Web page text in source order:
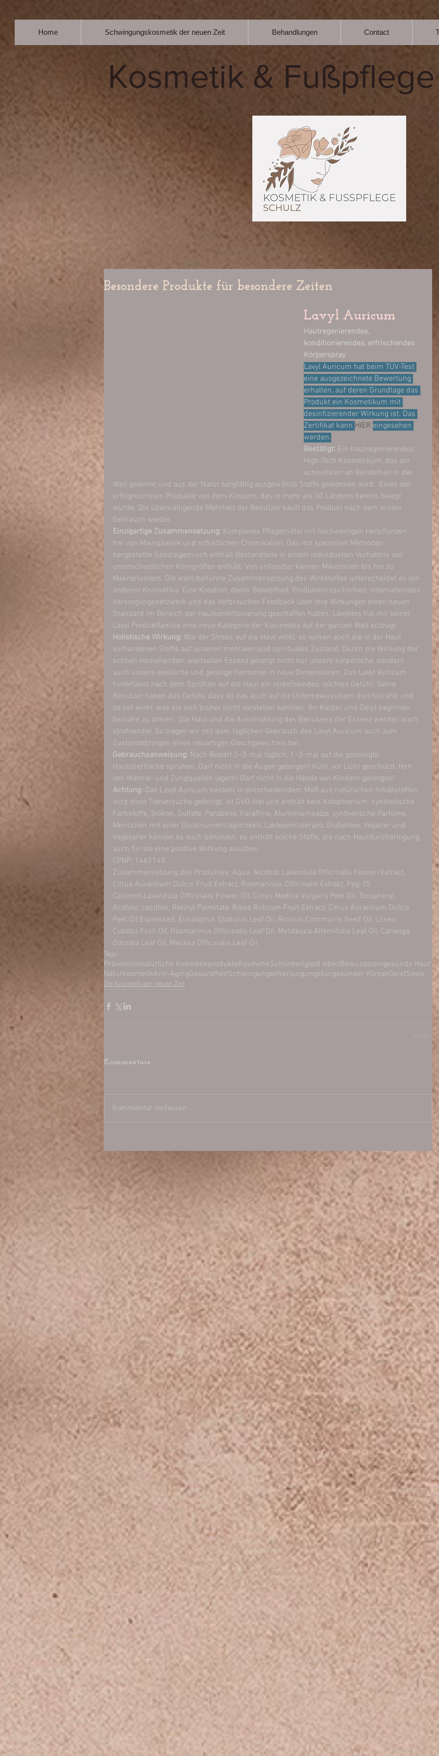
Home Schwingungskosmetik der neuen Zeit Behandlungen Contact
Kosmetik &
Besondere Produkte für besondere Zeiten
Lavyl Auricum
Hautregenierendes,
konditionierendes, erfrischendes
Körperspray
Lavyl Auricum hat beim TÜV-Test
eine ausgezeichnete Bewertung
erhalten, auf deren Grundlage das
Produkt ein Kosmetikum mit
desinfizierender Wirkung ist. Das
Zertifikat kann HIER eingesehen
werden.
Bestätigt: Ein hautregenierendes
High-Tech Kosmetikum, das am
schnellsten an Beliebtheit in der
Welt gewinnt und aus der Natur sorgfältig ausgewählte Stoffe gewonnen wird.  Eines der
erfolgreichsten Produkte von dem Konzern, das in mehr als 30 Ländern bereits belegt
wurde. Die überwältigende Mehrheit der Benutzer kauft das Produkt nach dem ersten
Gebrauch wieder.
Einzigartige Zusammensetzung: Komplexes Pflegemittel mit hochwertigen Heilpflanzen,
frei von Mikroplastik und schädlichen Chemikalien. Das mit speziellen Methoden
hergestellte Spezialgemisch enthält Bestandteile in einem individuellen Verhältnis von
unterschiedlichen Korngrößen enthält: Von unfassbar kleinen Mikroteilen bis hin zu
Makroclustern. Die wohl behütete Zusammensetzung des Wirkstoffes unterscheidet es von
anderen Kosmetika. Eine Kreation, deren Beliebtheit, Produktionssicherheit, internationales
Versorgungsnetzwerk und das Verbraucher-Feedback über ihre Wirkungen einen neuen
Standard im Bereich der Hautkonditionierung geschaffen haben. Lavylites hat mit seiner
Lavyl Produktfamilie eine neue Kategorie der Kosmetika auf der ganzen Welt erzeugt.
Holistische Wirkung: Wie der Stress auf die Haut wirkt, so wirken auch die in der Haut
vorhandenen Stoffe auf unseren mentalen und spiritualen Zustand. Durch die Wirkung der
schnell einziehenden, wertvollen Essenz gelangt nicht nur unsere körperliche, sondern
auch unsere seelische und geistige Harmonie in neue Dimensionen. Das Lavyl Auricum
hinterlässt nach dem Sprühen auf die Haut ein streichelndes, leichtes Gefühl. Seine
Benutzer haben das Gefühl, dass all das auch auf ihr Unterbewusstsein durchstrahlt und
so tief wirkt, was sie sich bisher nicht vorstellen konnten. Ihr Körper und Geist beginnen
beinahe zu atmen.  Die Haut und die Ausstrahlung des Benutzers der Essenz werden auch
strahlender. So tragen wir mit dem täglichen Gebrauch des Lavyl Auricum auch zum
Zustandebringen eines neuartigen Gleichgewichtes bei.
Gebrauchsanweisung: Nach Bedarf 2–3-mal täglich, 1–3-mal auf die gereinigte
Hautoberfläche sprühen. Darf nicht in die Augen gelangen! Kühl, vor Licht geschützt, fern
von Wärme- und Zündquellen lagern! Darf nicht in die Hände von Kindern gelangen!
Achtung: Das Lavyl Auricum besteht in entscheidendem Maß aus natürlichen Inhaltstoffen,
wird ohne Tierversuche gefertigt, ist GVO-frei und enthält kein Kolophonium, synthetische
Farbstoffe, Silikon, Sulfate, Parabene, Paraffine, Aluminiumsalze, synthetische Parfüme.
Menschen mit einer Glutenunverträglichkeit, Laktoseintoleranz, Diabetiker, Veganer und
Vegetarier können es auch benutzen; es enthält solche Stoffe, die nach Hautdurchdringung
auch für sie eine positive Wirkung ausüben.
CPNP: 1461148
Zusammensetzung des Produktes: Aqua, Alcohol, Lavandula Officinalis Flower/Extract,
Citrus Aurantium Dulcis Fruit Extract, Rosmarinus Officinalis Extract, Peg-35
Castoroil,Lavandula Officinalis Flower Oil, Citrus Medica Vulgaris Peel Oil, Tocopheryl
Acetate, Lecithin, Retinyl Palmitate, Ribes Rubrum Fruit Extract, Citrus Aurantium Dulcis
Peel Oil Expressed, Eucalyptus Globulus Leaf Oil, Ricinus Communis Seed Oil, Litsea
Cubeba Fruit Oil, Rosmarinus Officinalis Leaf Oil, Melaleuca Alternifolia Leaf Oil, Cananga
Odorata Leaf Oil, Melissa Officinalis Leaf Oil
Tags:
Präventionnatürliche KosmetikprodukteKosmetikSchönheitgood vibesBewusstseingesunde Haut
NaturkosmetikAnti-AgingGesundheitSchwingungenVerjüngungskurgesunder KörperGeistSeele
Die Kosmetik der neuen Zeit
Kommentare
Kommentar verfassen...